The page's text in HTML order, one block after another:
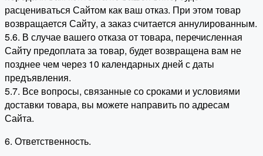
расцениваться Сайтом как ваш отказ. При этом товар
возвращается Сайту, а заказ считается аннулированным.
5.6. В случае вашего отказа от товара, перечисленная
Сайту предоплата за товар, будет возвращена вам не
позднее чем через 10 календарных дней с даты
предъявления.
5.7. Все вопросы, связанные со сроками и условиями
доставки товара, вы можете направить по адресам
Сайта.
6. Ответственность.